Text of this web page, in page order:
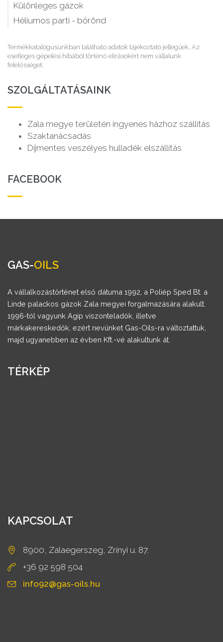
Különleges gázok
Héliumos parti - bőrönd
Termékkatalógusunkban található adatok tájékoztató jellegűek. Az
esetleges gépelési hibából történő elírásokért nem vállalunk
felelősséget.
SZOLGÁLTATÁSAINK
Zala megye területén ingyenes házhoz szállítás
Szaktanácsadás
Díjmentes veszélyes hulladék elszállítás
FACEBOOK
GAS-OILS
A vállalkozástörténet első dátuma 1992, a Poliép Sped Bt. a
Linde palackos gázok Zala megyei forgalmazására alakult.
1996-tól vagyunk Agip viszonteladók, illetve
márkakereskedők, ezért nevünket Gas-Oils-ra változtattuk,
majd ugyanebben az évben Kft.-vé alakultunk át.
TÉRKÉP
KAPCSOLAT
8900, Zalaegerszeg, Zrínyi u. 87.
+36 92 598 504
info92@gas-oils.hu